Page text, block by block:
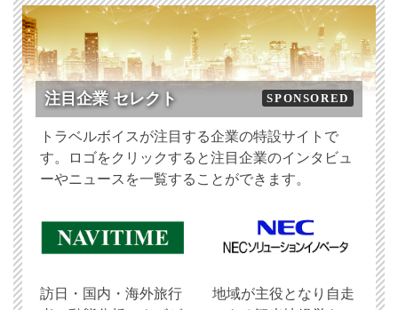
注目企業 セレクト SPONSORED
トラベルボイスが注目する企業の特設サイトで
す。ロゴをクリックすると注目企業のインタビュ
ーやニュースを一覧することができます。
訪日・国内・海外旅行
地域が主役となり自走